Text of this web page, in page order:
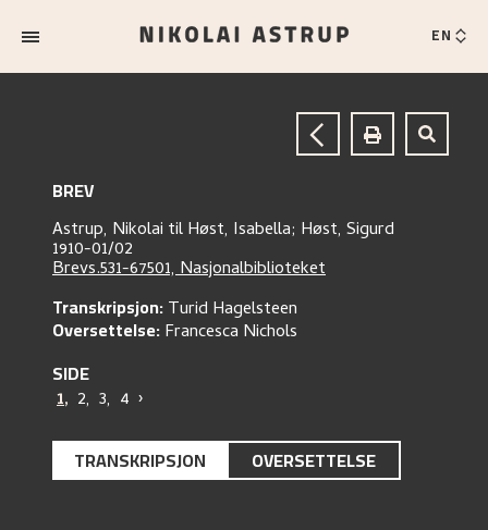
EN
BREV
Astrup, Nikolai tilHøst, Isabella; Høst, Sigurd
1910-01/02
Brevs.531-67501, Nasjonalbiblioteket
Transkripsjon:Turid Hagelsteen
Oversettelse:Francesca Nichols
SIDE
1, 2, 3, 4 ›
TRANSKRIPSJON OVERSETTELSE